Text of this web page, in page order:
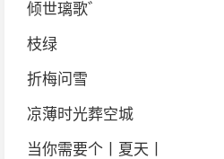
倾世璃歌゛
枝绿
折梅问雪
凉薄时光葬空城
当你需要个丨夏天丨